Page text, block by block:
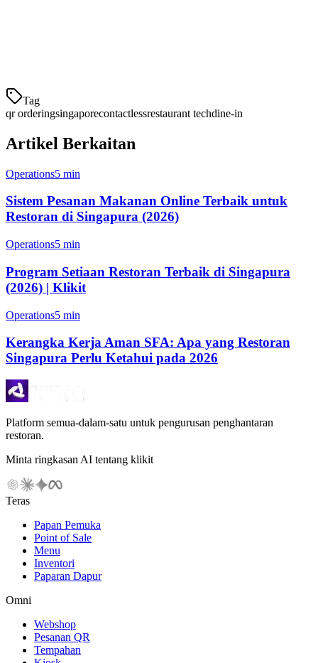
Tag
qr orderingsingaporecontactlessrestaurant techdine-in
Artikel Berkaitan
Operations5 min
Sistem Pesanan Makanan Online Terbaik untuk
Restoran di Singapura (2026)
Operations5 min
Program Setiaan Restoran Terbaik di Singapura
(2026) | Klikit
Operations5 min
Kerangka Kerja Aman SFA: Apa yang Restoran
Singapura Perlu Ketahui pada 2026
Platform semua-dalam-satu untuk pengurusan penghantaran
restoran.
Minta ringkasan AI tentang klikit
Teras
Papan Pemuka
Point of Sale
Menu
Inventori
Paparan Dapur
Omni
Webshop
Pesanan QR
Tempahan